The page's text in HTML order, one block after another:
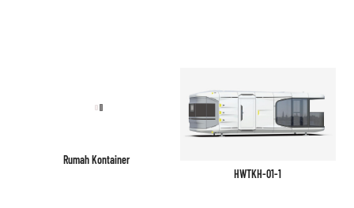
Rumah Kontainer
HWTKH-01-1